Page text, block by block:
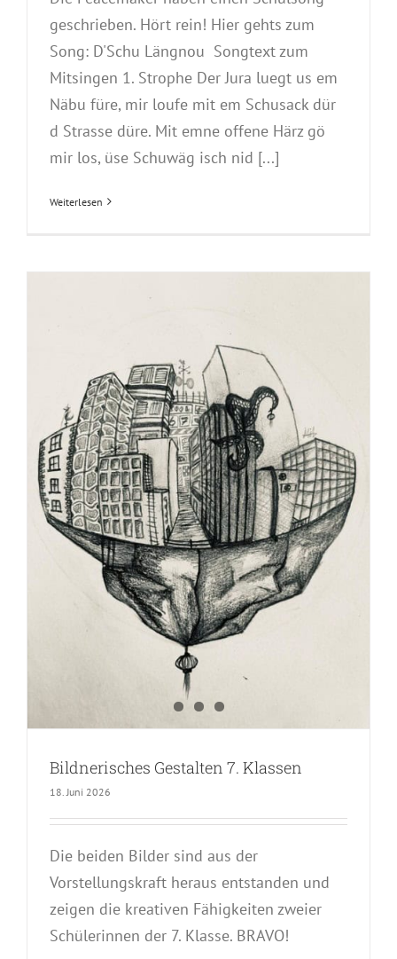
geschrieben. Hört rein! Hier gehts zum
Song: D'Schu Längnou Songtext zum
Mitsingen 1. Strophe Der Jura luegt us em
Näbu füre, mir loufe mit em Schusack dür
d Strasse düre. Mit emne offene Härz gö
mir los, üse Schuwäg isch nid [...]
Weiterlesen
Bildnerisches Gestalten 7. Klassen
18. Juni 2026
Die beiden Bilder sind aus der
Vorstellungskraft heraus entstanden und
zeigen die kreativen Fähigkeiten zweier
Schülerinnen der 7. Klasse. BRAVO!